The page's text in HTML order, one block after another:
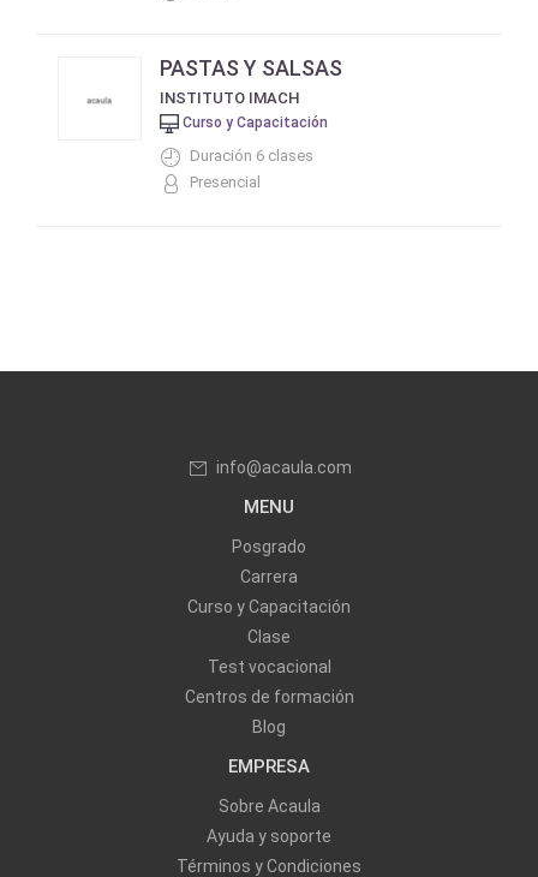
PASTAS Y SALSAS
INSTITUTO IMACH
Curso y Capacitación
Duración 6 clases
Presencial
info@acaula.com
MENU
Posgrado
Carrera
Curso y Capacitación
Clase
Test vocacional
Centros de formación
Blog
EMPRESA
Sobre Acaula
Ayuda y soporte
Términos y Condiciones